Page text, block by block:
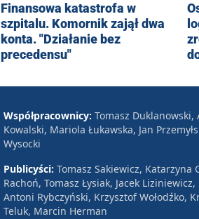
Finansowa katastrofa w
szpitalu. Komornik zajął dwa
konta. "Działanie bez
precedensu"
Współpracownicy: Tomasz Duklanowski,
Kowalski, Mariola Łukawska, Jan
Wysocki
Publicyści: Tomasz Sakiewicz, Katarzyna
Rachoń, Tomasz Łysiak, Jacek
Antoni Rybczyński, Krzysztof Wołodźko,
Teluk, Marcin Herman